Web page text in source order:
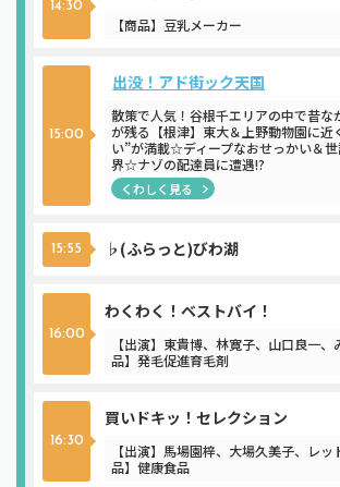
14:30
【商品】豆乳メーカー
15:00
出没！アド街ック天国
散策で人気！谷根千エリアの中で昔な
が残る【根津】東大＆上野動物園に近
い”が満載☆ディープなおせっかい＆
界☆ナゾの配達員に遭遇!?
くわしく見る
15:55 ♭(ふらっと)びわ湖
16:00
わくわく！ベストバイ！
【出演】東貴博、林寛子、山口良一、
品】発毛促進育毛剤
16:30
買いドキッ！セレクション
【出演】馬場園梓、大場久美子、レッ
品】健康食品